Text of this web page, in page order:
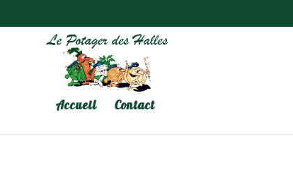
Accueil Contact